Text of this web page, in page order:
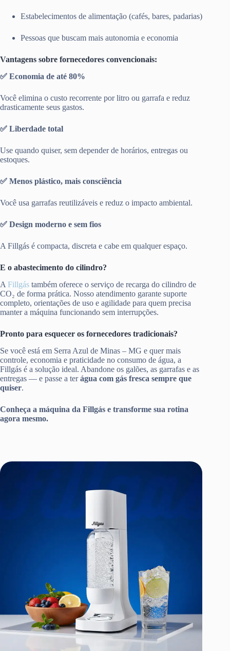
Estabelecimentos de alimentação (cafés, bares, padarias)
Pessoas que buscam mais autonomia e economia
Vantagens sobre fornecedores convencionais:
✅ Economia de até 80%
Você elimina o custo recorrente por litro ou garrafa e reduz
drasticamente seus gastos.
✅ Liberdade total
Use quando quiser, sem depender de horários, entregas ou
estoques.
✅ Menos plástico, mais consciência
Você usa garrafas reutilizáveis e reduz o impacto ambiental.
✅ Design moderno e sem fios
A Fillgás é compacta, discreta e cabe em qualquer espaço.
E o abastecimento do cilindro?
A Fillgás também oferece o serviço de recarga do cilindro de
CO₂ de forma prática. Nosso atendimento garante suporte
completo, orientações de uso e agilidade para quem precisa
manter a máquina funcionando sem interrupções.
Pronto para esquecer os fornecedores tradicionais?
Se você está em Serra Azul de Minas – MG e quer mais
controle, economia e praticidade no consumo de água, a
Fillgás é a solução ideal. Abandone os galões, as garrafas e as
entregas — e passe a terágua com gás fresca sempre que
quiser.
Conheça a máquina da Fillgás e transforme sua rotina
agora mesmo.